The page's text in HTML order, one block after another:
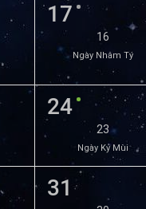
17
16
Ngày Nhâm Tý
24
23
Ngày Kỷ Mùi
31